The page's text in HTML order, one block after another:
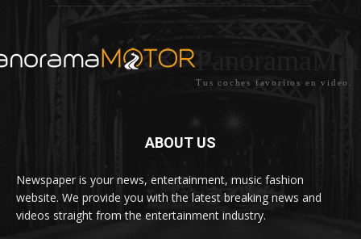
Tus coches favoritos en video.
ABOUT US
Newspaper is your news, entertainment, music fashion
website. We provide you with the latest breaking news and
videos straight from the entertainment industry.